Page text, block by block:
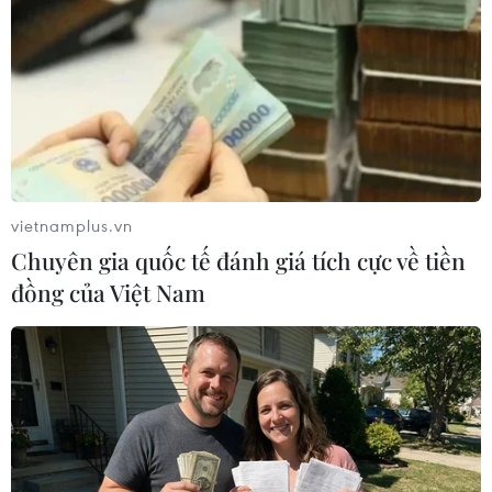
nhưng đã bị sa thải vào tháng 9/2019 do bất
đồng về chính sách. Ông được biết đến là một
cố vấn theo phái "diều hâu" với các quan điểm
cứng rắn, ủng hộ việc đánh phủ đầu các mối đe
dọa./.
vietnamplus.vn
Chuyên gia quốc tế đánh giá tích cực về tiền
đồng của Việt Nam